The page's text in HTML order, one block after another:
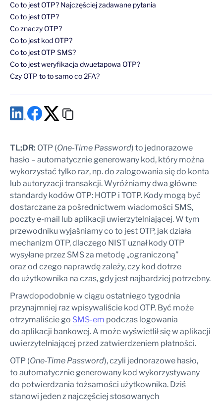
Co to jest OTP? Najczęściej zadawane pytania
Co to jest OTP?
Co znaczy OTP?
Co to jest kod OTP?
Co to jest OTP SMS?
Co to jest weryfikacja dwuetapowa OTP?
Czy OTP to to samo co 2FA?
TL;DR: OTP (One-Time Password) to jednorazowe
hasło – automatycznie generowany kod, który można
wykorzystać tylko raz, np. do zalogowania się do konta
lub autoryzacji transakcji. Wyróżniamy dwa główne
standardy kodów OTP: HOTP i TOTP. Kody mogą być
dostarczane za pośrednictwem wiadomości SMS,
poczty e-mail lub aplikacji uwierzytelniającej. W tym
przewodniku wyjaśniamy co to jest OTP, jak działa
mechanizm OTP, dlaczego NIST uznał kody OTP
wysyłane przez SMS za metodę „ograniczoną”
oraz od czego naprawdę zależy, czy kod dotrze
do użytkownika na czas, gdy jest najbardziej potrzebny.
Prawdopodobnie w ciągu ostatniego tygodnia
przynajmniej raz wpisywaliście kod OTP. Być może
otrzymaliście go SMS-em podczas logowania
do aplikacji bankowej. A może wyświetlił się w aplikacji
uwierzytelniającej przed zatwierdzeniem płatności.
OTP (One-Time Password), czyli jednorazowe hasło,
to automatycznie generowany kod wykorzystywany
do potwierdzania tożsamości użytkownika. Dziś
stanowi jeden z najczęściej stosowanych